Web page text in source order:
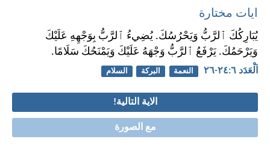
ايات مختارة
يُبَارِكُكَ ٱلرَّبُّ وَيَحْرُسُكَ. يُضِيءُ ٱلرَّبُّ بِوَجْهِهِ عَلَيْكَ
وَيَرْحَمُكَ. يَرْفَعُ ٱلرَّبُّ وَجْهَهُ عَلَيْكَ وَيَمْنَحُكَ سَلَامًا.
اَلْعَدَد ٦:‏٢٤-‏٢٦ النعمة البركة السلام
الاية التالية!
مع الصورة